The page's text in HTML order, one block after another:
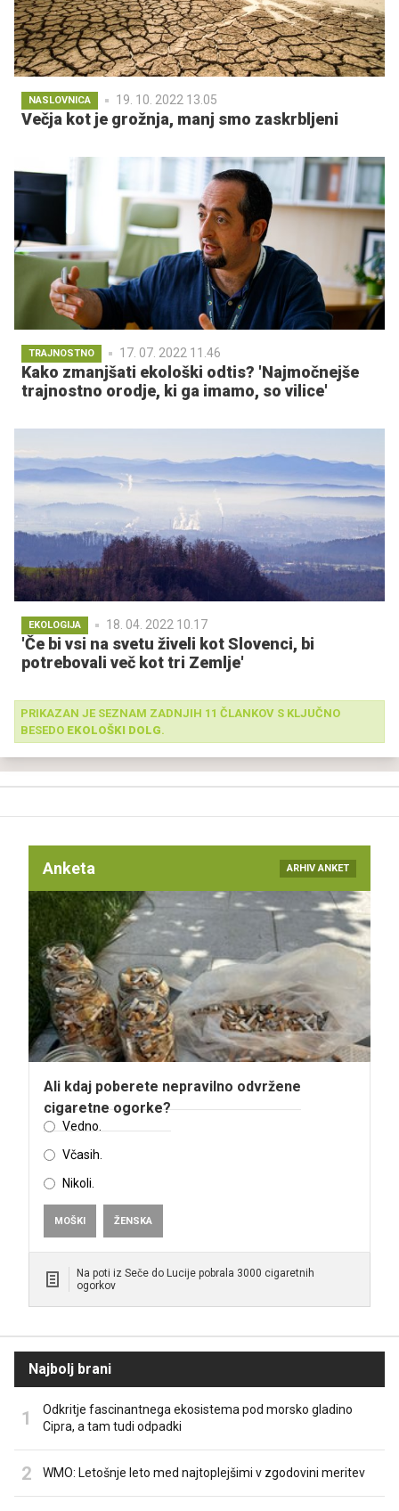
NASLOVNICA 19. 10. 2022 13.05
Večja kot je grožnja, manj smo zaskrbljeni
TRAJNOSTNO 17. 07. 2022 11.46
Kako zmanjšati ekološki odtis? 'Najmočnejše
trajnostno orodje, ki ga imamo, so vilice'
EKOLOGIJA 18. 04. 2022 10.17
'Če bi vsi na svetu živeli kot Slovenci, bi
potrebovali več kot tri Zemlje'
PRIKAZAN JE SEZNAM ZADNJIH 11 ČLANKOV S KLJUČNO
BESEDO EKOLOŠKI DOLG.
Anketa ARHIV ANKET
Ali kdaj poberete nepravilno odvržene
cigaretne ogorke?
Vedno.
Včasih.
Nikoli.
MOŠKI ŽENSKA
Na poti iz Seče do Lucije pobrala 3000 cigaretnih
ogorkov
Najbolj brani
Odkritje fascinantnega ekosistema pod morsko gladino
Cipra, a tam tudi odpadki
WMO: Letošnje leto med najtoplejšimi v zgodovini meritev